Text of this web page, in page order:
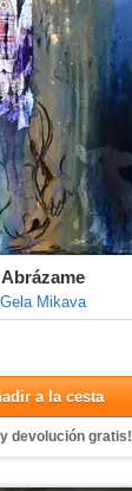
Abrázame
Gela Mikava
a la cesta
y devolución gratis!